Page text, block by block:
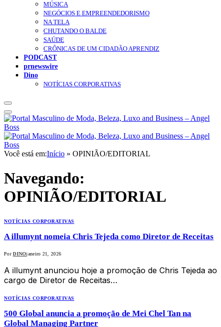
MÚSICA
NEGÓCIOS E EMPREENDEDORISMO
NA TELA
CHUTANDO O BALDE
SAÚDE
CRÔNICAS DE UM CIDADÃO APRENDIZ
PODCAST
prnewswire
Dino
NOTÍCIAS CORPORATIVAS
Você está em:Início » OPINIÃO/EDITORIAL
Navegando:
OPINIÃO/EDITORIAL
NOTÍCIAS CORPORATIVAS
A illumynt nomeia Chris Tejeda como Diretor de Receitas
Por DINOjaneiro 21, 2026
A illumynt anunciou hoje a promoção de Chris Tejeda ao
cargo de Diretor de Receitas…
NOTÍCIAS CORPORATIVAS
500 Global anuncia a promoção de Mei Chel Tan na
Global Managing Partner